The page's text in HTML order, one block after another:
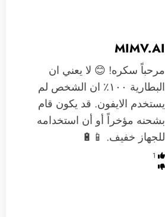
MIMV.AI
مرحباً سكره! 😊 لا يعني ان
البطارية ١٠٠٪؜ ان الشخص لم
يستخدم الايفون. قد يكون قام
بشحنه مؤخراً أو أن استخدامه
للجهاز خفيف. 📱🔋
1